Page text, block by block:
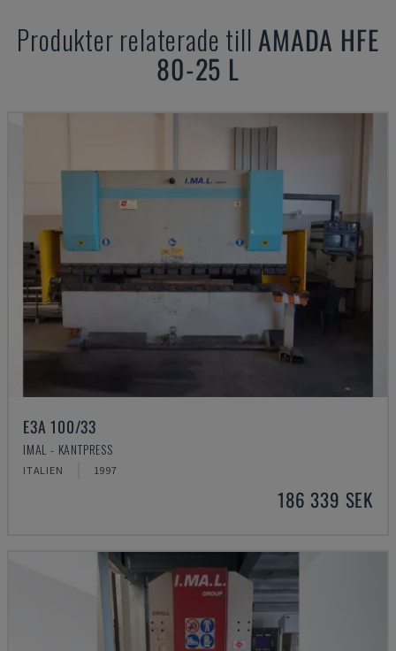
Produkter relaterade tillAMADA HFE
80-25 L
E3A 100/33
IMAL - KANTPRESS
ITALIEN 1997
186 339 SEK